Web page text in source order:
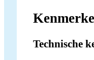
Technische